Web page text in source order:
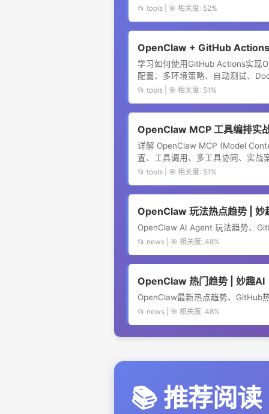
📂 tools | 🎯 相关度: 52%
OpenClaw + GitHub
学习如何使用GitHub Actions实现
配置、多环境策略、自动测试、
📂 tools | 🎯 相关度: 51%
OpenClaw MCP 工具编排实
详解 OpenClaw MCP (Model
置、工具调用、多工具协同、实战
📂 tools | 🎯 相关度: 51%
OpenClaw 玩法热点趋势 | 妙
OpenClaw AI Agent 玩法趋势、
📂 news | 🎯 相关度: 48%
OpenClaw 热门趋势 | 妙趣AI
OpenClaw最新热点趋势、GitHub
📂 news | 🎯 相关度: 48%
📚 推荐阅读